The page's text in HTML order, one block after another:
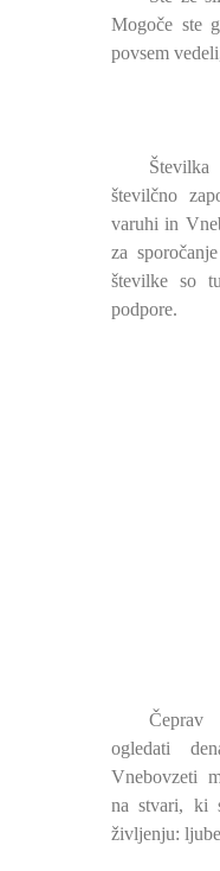
Mogoče ste
povsem
številčno
varuhi in
za
številke so
podpore.
Čeprav
ogledati
Vnebovzeti
na stvari, ki
življenju: